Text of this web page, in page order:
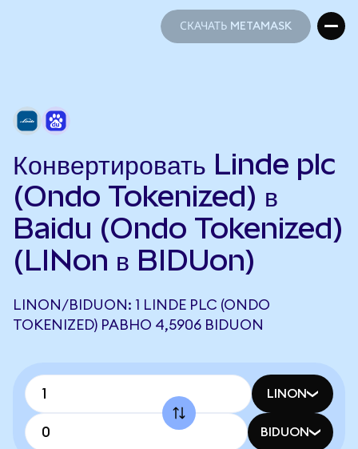
СКАЧАТЬ METAMASK
Конвертировать Linde plc
(Ondo Tokenized) в
Baidu (Ondo Tokenized)
(LINon в BIDUon)
LINON/BIDUON: 1 LINDE PLC (ONDO
TOKENIZED) РАВНО 4,5906 BIDUON
LINON
BIDUON